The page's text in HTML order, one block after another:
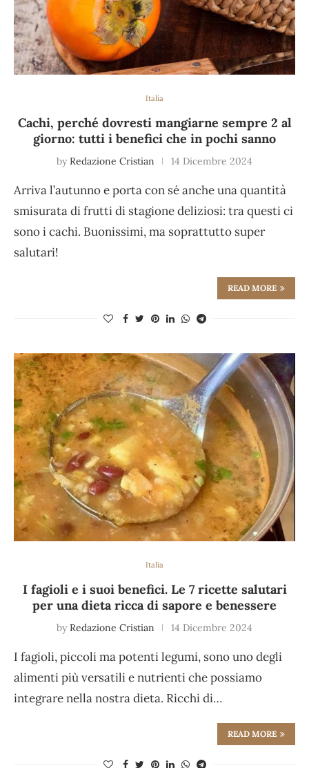
Italia
Cachi, perché dovresti mangiarne sempre 2 al
giorno: tutti i benefici che in pochi sanno
by Redazione Cristian 14 Dicembre 2024
Arriva l’autunno e porta con sé anche una quantità
smisurata di frutti di stagione deliziosi: tra questi ci
sono i cachi. Buonissimi, ma soprattutto super
salutari!
READ MORE
Italia
I fagioli e i suoi benefici. Le 7 ricette salutari
per una dieta ricca di sapore e benessere
by Redazione Cristian 14 Dicembre 2024
I fagioli, piccoli ma potenti legumi, sono uno degli
alimenti più versatili e nutrienti che possiamo
integrare nella nostra dieta. Ricchi di…
READ MORE